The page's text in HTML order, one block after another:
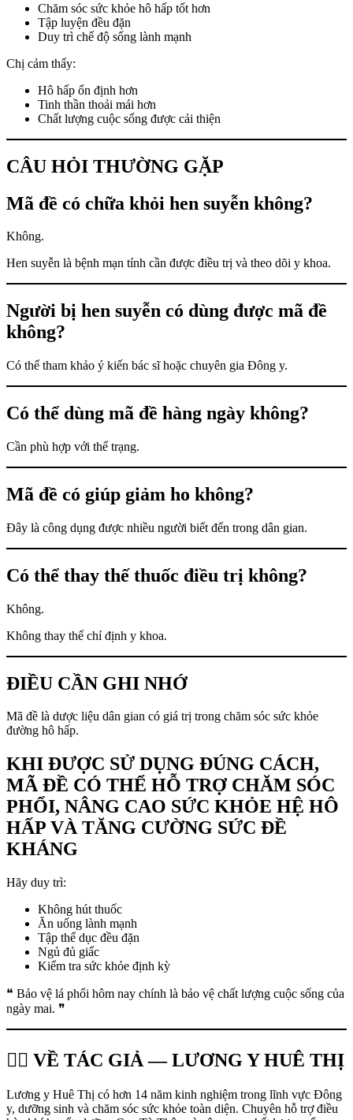
Chăm sóc sức khỏe hô hấp tốt hơn
Tập luyện đều đặn
Duy trì chế độ sống lành mạnh
Chị cảm thấy:
Hô hấp ổn định hơn
Tinh thần thoải mái hơn
Chất lượng cuộc sống được cải thiện
CÂU HỎI THƯỜNG GẶP
Mã đề có chữa khỏi hen suyễn không?
Không.
Hen suyễn là bệnh mạn tính cần được điều trị và theo dõi y khoa.
Người bị hen suyễn có dùng được mã đề
không?
Có thể tham khảo ý kiến bác sĩ hoặc chuyên gia Đông y.
Có thể dùng mã đề hàng ngày không?
Cần phù hợp với thể trạng.
Mã đề có giúp giảm ho không?
Đây là công dụng được nhiều người biết đến trong dân gian.
Có thể thay thế thuốc điều trị không?
Không.
Không thay thế chỉ định y khoa.
ĐIỀU CẦN GHI NHỚ
Mã đề là dược liệu dân gian có giá trị trong chăm sóc sức khỏe
đường hô hấp.
KHI ĐƯỢC SỬ DỤNG ĐÚNG CÁCH,
MÃ ĐỀ CÓ THỂ HỖ TRỢ CHĂM SÓC
PHỔI, NÂNG CAO SỨC KHỎE HỆ HÔ
HẤP VÀ TĂNG CƯỜNG SỨC ĐỀ
KHÁNG
Hãy duy trì:
Không hút thuốc
Ăn uống lành mạnh
Tập thể dục đều đặn
Ngủ đủ giấc
Kiểm tra sức khỏe định kỳ
❝ Bảo vệ lá phổi hôm nay chính là bảo vệ chất lượng cuộc sống của
ngày mai. ❞
👩‍⚕️ VỀ TÁC GIẢ — LƯƠNG Y HUÊ THỊ
Lương y Huê Thị có hơn 14 năm kinh nghiệm trong lĩnh vực Đông
y, dưỡng sinh và chăm sóc sức khỏe toàn diện. Chuyên hỗ trợ điều